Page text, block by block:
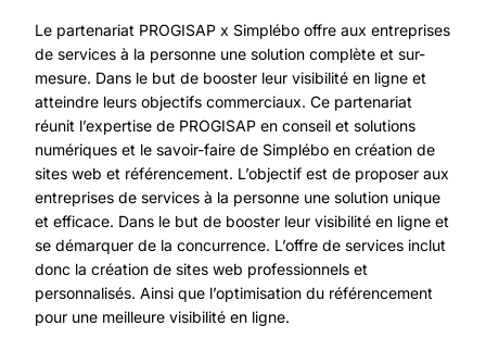
Le partenariat PROGISAP x Simplébo offre aux entreprises
de services à la personne une solution complète et sur-
mesure. Dans le but de booster leur visibilité en ligne et
atteindre leurs objectifs commerciaux. Ce partenariat
réunit l’expertise de PROGISAP en conseil et solutions
numériques et le savoir-faire de Simplébo en création de
sites web et référencement. L’objectif est de proposer aux
entreprises de services à la personne une solution unique
et efficace. Dans le but de booster leur visibilité en ligne et
se démarquer de la concurrence. L’offre de services inclut
donc la création de sites web professionnels et
personnalisés. Ainsi que l’optimisation du référencement
pour une meilleure visibilité en ligne.